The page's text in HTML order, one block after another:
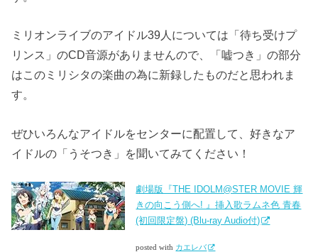
ミリオンライブのアイドル39人については「待ち受けプ
リンス」のCD音源がありませんので、「嘘つき」の部分
はこのミリシタの楽曲の為に新録したものだと思われま
す。
ぜひいろんなアイドルをセンターに配置して、好きなア
イドルの「うそつき」を聞いてみてください！
劇場版『THE IDOLM@STER MOVIE 輝
きの向こう側へ! 』挿入歌ラムネ色 青春
(初回限定盤) (Blu-ray Audio付)
posted with カエレバ